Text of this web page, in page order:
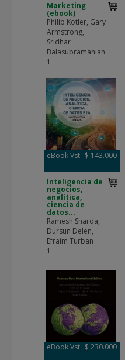
Marketing
(ebook)
Philip Kotler, Gary
Armstrong,
Sridhar
Balasubramanian
1
eBook Vst $ 143.000
Inteligencia de
negocios,
analítica,
ciencia de
datos...
Ramesh Sharda,
Dursun Delen,
Efraim Turban
1
eBook Vst $ 230.000